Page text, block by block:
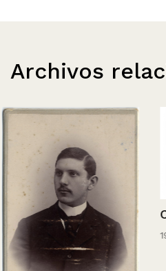
Archivos